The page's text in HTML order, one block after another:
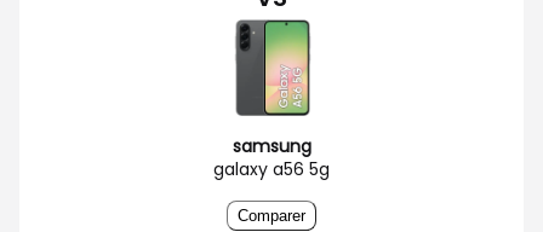
samsung
galaxy a56 5g
Comparer